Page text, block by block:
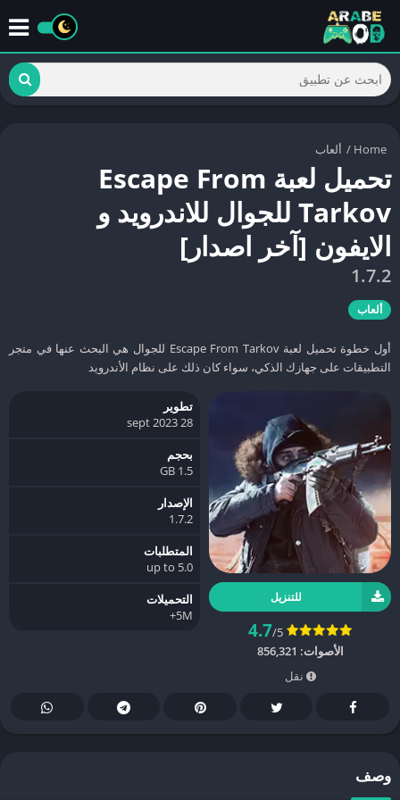
Home
/ ألعاب
تحميل لعبة Escape From
Tarkov للجوال للاندرويد و
الايفون [آخر اصدار]
1.7.2
ألعاب
أول خطوة تحميل لعبة Escape From Tarkov للجوال هي البحث عنها في متجر
التطبيقات على جهازك الذكي، سواء كان ذلك على نظام الأندرويد
للتنزيل
4.7/5
الأصوات: 856,321
نقل
تطوير
28 sept 2023
بحجم
1.5 GB
الإصدار
1.7.2
المتطلبات
5.0 up to
التحميلات
5M+
وصف